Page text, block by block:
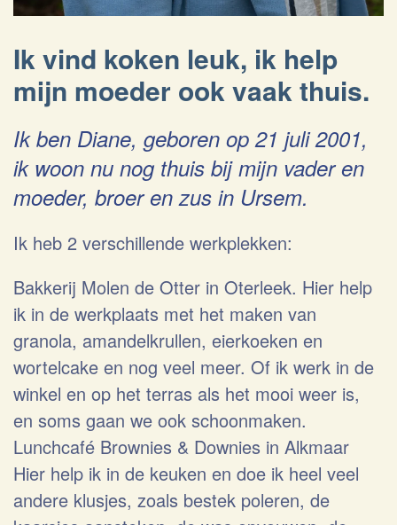
Ik vind koken leuk, ik help
mijn moeder ook vaak thuis.
Ik ben Diane, geboren op 21 juli 2001,
ik woon nu nog thuis bij mijn vader en
moeder, broer en zus in Ursem.
Ik heb 2 verschillende werkplekken:
Bakkerij Molen de Otter in Oterleek. Hier help
ik in de werkplaats met het maken van
granola, amandelkrullen, eierkoeken en
wortelcake en nog veel meer. Of ik werk in de
winkel en op het terras als het mooi weer is,
en soms gaan we ook schoonmaken.
Lunchcafé Brownies & Downies in Alkmaar
Hier help ik in de keuken en doe ik heel veel
andere klusjes, zoals bestek poleren, de